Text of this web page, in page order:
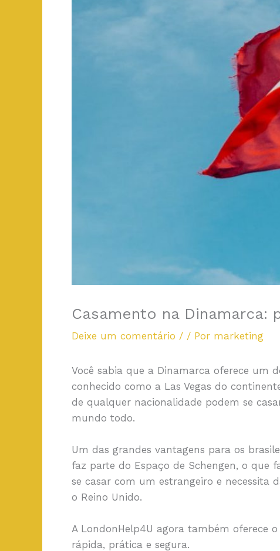
Casamento na
Deixe um comentário / / Por marketing
Você sabia que a Dinamarca oferece um
conhecido como a Las Vegas do
de qualquer nacionalidade podem se
mundo todo.
Um das grandes vantagens para os
faz parte do Espaço de Schengen, o que
se casar com um estrangeiro e necessita
o Reino Unido.
A LondonHelp4U agora também oferece
rápida, prática e segura.